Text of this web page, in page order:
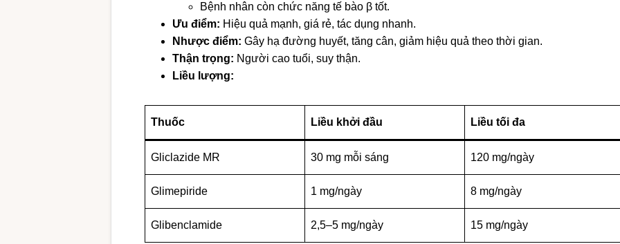
Bệnh nhân còn chức năng tế bào β tốt.
Ưu điểm: Hiệu quả mạnh, giá rẻ, tác dụng nhanh.
Nhược điểm: Gây hạ đường huyết, tăng cân, giảm hiệu quả theo thời gian.
Thận trọng: Người cao tuổi, suy thận.
Liều lượng:
Thuốc Liều khởi đầu Liều tối đa
Gliclazide MR 30 mg mỗi sáng 120 mg/ngày
Glimepiride 1 mg/ngày 8 mg/ngày
Glibenclamide 2,5–5 mg/ngày 15 mg/ngày